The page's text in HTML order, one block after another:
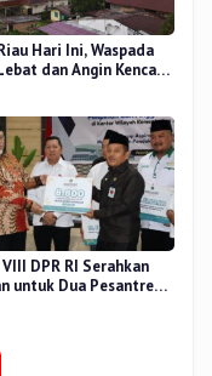
Hari Ini, Waspada
dan Angin Kencang
DPR RI Serahkan
untuk Dua Pesantren